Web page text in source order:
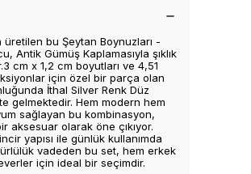
bu Şeytan Boynuzları -
Antik Gümüş Kaplamasıyla şıklık
cm x 1,2 cm boyutları ve 4,51
için özel bir parça olan
İthal Silver Renk Düz
gelmektedir. Hem modern hem
sağlayan bu kombinasyon,
aksesuar olarak öne çıkıyor.
yapısı ile günlük kullanımda
vadeden bu set, hem erkek
için ideal bir seçimdir.